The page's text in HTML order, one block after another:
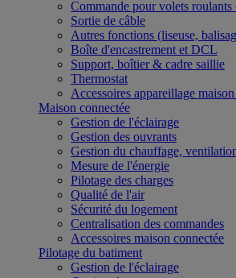
Commande pour volets roulants
Sortie de câble
Autres fonctions (liseuse,
Boîte d'encastrement et DCL
Support, boîtier & cadre saillie
Thermostat
Accessoires appareillage
Maison connectée
Gestion de l'éclairage
Gestion des ouvrants
Gestion du chauffage,
Mesure de l'énergie
Pilotage des charges
Qualité de l'air
Sécurité du logement
Centralisation des commandes
Accessoires maison connectée
Pilotage du batiment
Gestion de l'éclairage